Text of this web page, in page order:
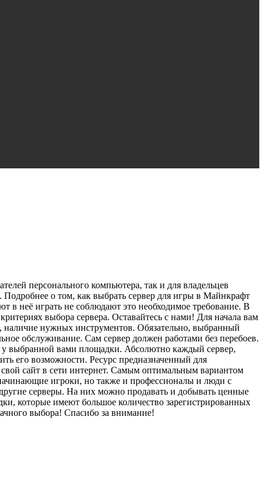
персонального компьютера, так и для владельцев
Подробнее о том, как выбрать сервер для игры в Майнкрафт
в неё играть не соблюдают это необходимое требование. В
выбора сервера. Оставайтесь с нами! Для начала вам
наличие нужных инструментов. Обязательно, выбранный
обслуживание. Сам сервер должен работами без перебоев.
у выбранной вами площадки. Абсолютно каждый сервер,
его возможности. Ресурс предназначенный для
сайт в сети интернет. Самым оптимальным вариантом
игроки, но также и профессионалы и люди с
серверы. На них можно продавать и добывать ценные
которые имеют большое количество зарегистрированных
выбора! Спасибо за внимание!